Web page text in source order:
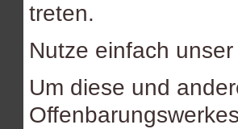
treten.
Nutze einfach
Um diese und